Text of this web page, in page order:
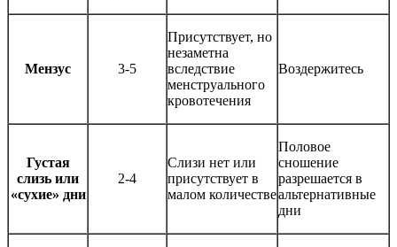
Мензус 3-5
Присутствует, но
незаметна
вследствие
менструального
кровотечения
Воздержитесь
Густая
слизь или
«сухие» дни
2-4
Слизи нет или
присутствует в
малом количестве
Половое
сношение
разрешается в
альтернативные
дни